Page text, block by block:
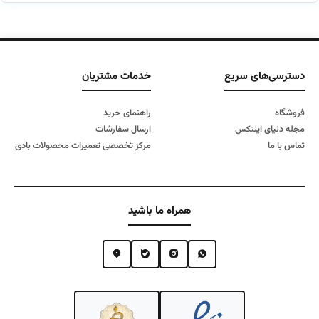
دسترسی‌های سریع
فروشگاه
مجله دنیای اینتکس
تماس با ما
خدمات مشتریان
راهنمای خرید
ارسال سفارشات
مرکز تخصصی تعمیرات محصولات بادی
همراه ما باشید